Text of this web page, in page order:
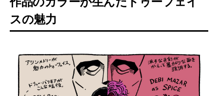
スの魅力